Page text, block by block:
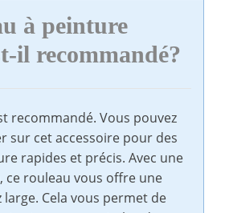
à peinture
il recommandé?
recommandé. Vous pouvez
sur cet accessoire pour des
rapides et précis. Avec une
ce rouleau vous offre une
Cela vous permet de